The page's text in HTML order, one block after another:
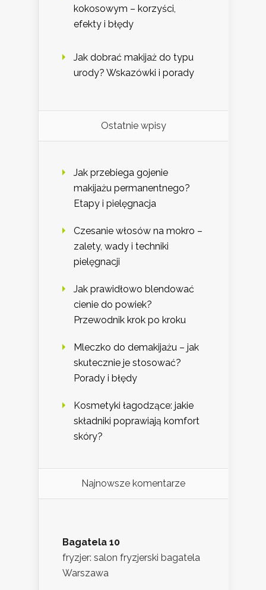
kokosowym – korzyści,
efekty i błędy
Jak dobrać makijaż do typu
urody? Wskazówki i porady
Ostatnie wpisy
Jak przebiega gojenie
makijażu permanentnego?
Etapy i pielęgnacja
Czesanie włosów na mokro –
zalety, wady i techniki
pielęgnacji
Jak prawidłowo blendować
cienie do powiek?
Przewodnik krok po kroku
Mleczko do demakijażu – jak
skutecznie je stosować?
Porady i błędy
Kosmetyki łagodzące: jakie
składniki poprawiają komfort
skóry?
Najnowsze komentarze
Bagatela 10
fryzjer: salon fryzjerski bagatela
Warszawa